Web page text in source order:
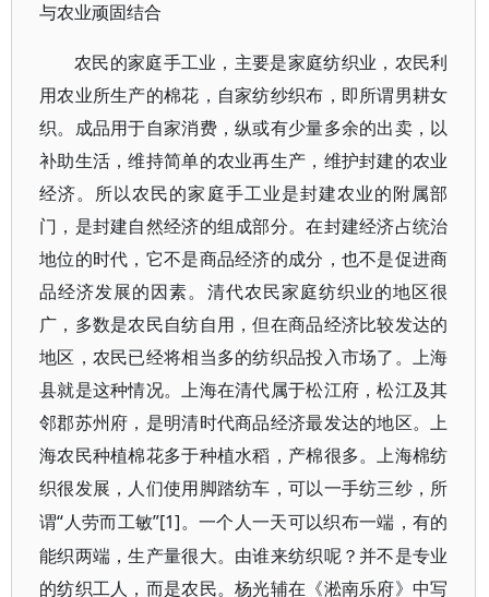
与农业顽固结合
农民的家庭手工业，主要是家庭纺织业，农民利
用农业所生产的棉花，自家纺纱织布，即所谓男耕女
织。成品用于自家消费，纵或有少量多余的出卖，以
补助生活，维持简单的农业再生产，维护封建的农业
经济。所以农民的家庭手工业是封建农业的附属部
门，是封建自然经济的组成部分。在封建经济占统治
地位的时代，它不是商品经济的成分，也不是促进商
品经济发展的因素。清代农民家庭纺织业的地区很
广，多数是农民自纺自用，但在商品经济比较发达的
地区，农民已经将相当多的纺织品投入市场了。上海
县就是这种情况。上海在清代属于松江府，松江及其
邻郡苏州府，是明清时代商品经济最发达的地区。上
海农民种植棉花多于种植水稻，产棉很多。上海棉纺
织很发展，人们使用脚踏纺车，可以一手纺三纱，所
谓“人劳而工敏”[1]。一个人一天可以织布一端，有的
能织两端，生产量很大。由谁来纺织呢？并不是专业
的纺织工人，而是农民。杨光辅在《淞南乐府》中写